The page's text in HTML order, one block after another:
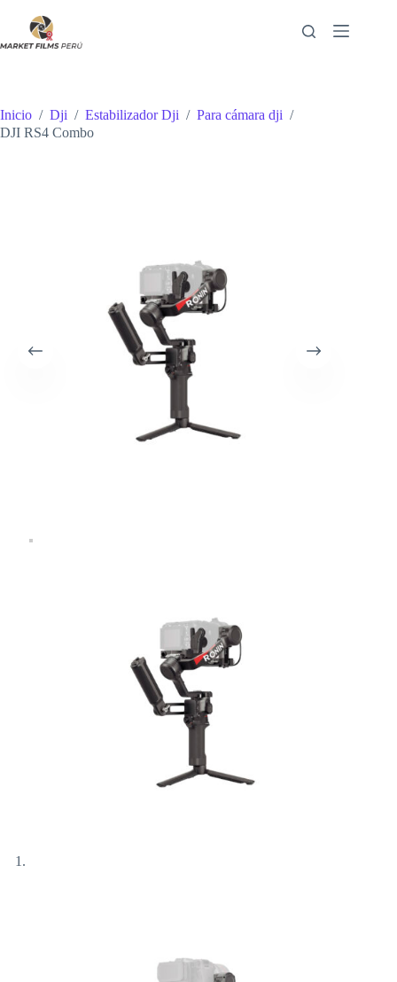
contenido
Inicio / Dji / Estabilizador Dji / Para cámara dji /
DJI RS4 Combo